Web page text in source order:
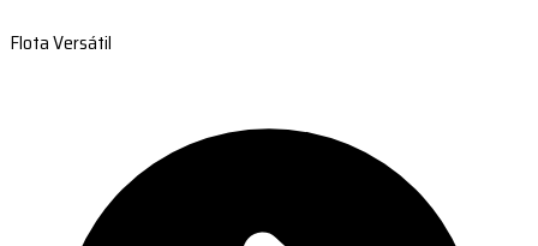
Flota Versátil